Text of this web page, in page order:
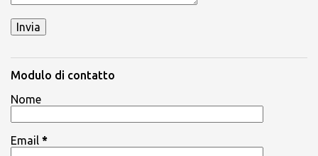
Modulo di contatto
Nome
Email *